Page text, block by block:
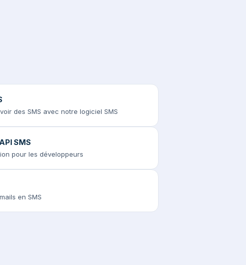
des SMS avec notre logiciel SMS
SMS
pour les développeurs
en SMS